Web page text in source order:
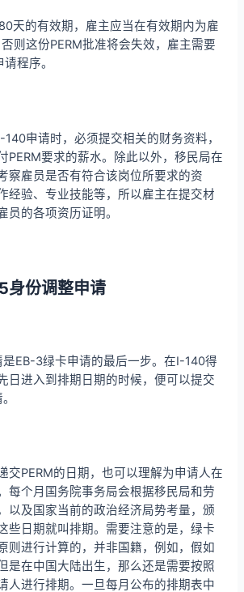
天的有效期，雇主应当在有效期内为雇
则这份PERM批准将会失效，雇主需要
程序。
申请时，必须提交相关的财务资料，
PERM要求的薪水。除此以外，移民局在
察雇员是否有符合该岗位所要求的资
经验、专业技能等，所以雇主在提交材
员的各项资历证明。
份调整申请
是EB-3绿卡申请的最后一步。在I-140得
日进入到排期日期的时候，便可以提交
交PERM的日期，也可以理解为申请人在
每个月国务院事务局会根据移民局和劳
以及国家当前的政治经济局势考量，颁
些日期就叫排期。需要注意的是，绿卡
则进行计算的，并非国籍，例如，假如
是在中国大陆出生，那么还是需要按照
人进行排期。一旦每月公布的排期表中